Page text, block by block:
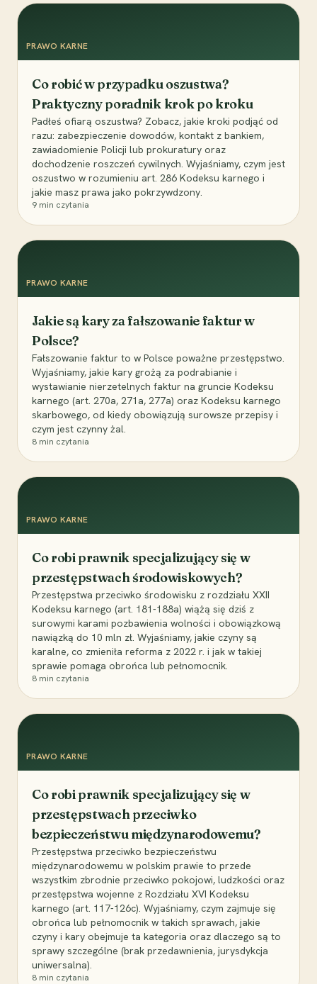
PRAWO KARNE
Co robić w przypadku oszustwa?
Praktyczny poradnik krok po kroku
Padłeś ofiarą oszustwa? Zobacz, jakie kroki podjąć od
razu: zabezpieczenie dowodów, kontakt z bankiem,
zawiadomienie Policji lub prokuratury oraz
dochodzenie roszczeń cywilnych. Wyjaśniamy, czym jest
oszustwo w rozumieniu art. 286 Kodeksu karnego i
jakie masz prawa jako pokrzywdzony.
9 min czytania
PRAWO KARNE
Jakie są kary za fałszowanie faktur w
Polsce?
Fałszowanie faktur to w Polsce poważne przestępstwo.
Wyjaśniamy, jakie kary grożą za podrabianie i
wystawianie nierzetelnych faktur na gruncie Kodeksu
karnego (art. 270a, 271a, 277a) oraz Kodeksu karnego
skarbowego, od kiedy obowiązują surowsze przepisy i
czym jest czynny żal.
8 min czytania
PRAWO KARNE
Co robi prawnik specjalizujący się w
przestępstwach środowiskowych?
Przestępstwa przeciwko środowisku z rozdziału XXII
Kodeksu karnego (art. 181-188a) wiążą się dziś z
surowymi karami pozbawienia wolności i obowiązkową
nawiązką do 10 mln zł. Wyjaśniamy, jakie czyny są
karalne, co zmieniła reforma z 2022 r. i jak w takiej
sprawie pomaga obrońca lub pełnomocnik.
8 min czytania
PRAWO KARNE
Co robi prawnik specjalizujący się w
przestępstwach przeciwko
bezpieczeństwu międzynarodowemu?
Przestępstwa przeciwko bezpieczeństwu
międzynarodowemu w polskim prawie to przede
wszystkim zbrodnie przeciwko pokojowi, ludzkości oraz
przestępstwa wojenne z Rozdziału XVI Kodeksu
karnego (art. 117-126c). Wyjaśniamy, czym zajmuje się
obrońca lub pełnomocnik w takich sprawach, jakie
czyny i kary obejmuje ta kategoria oraz dlaczego są to
sprawy szczególne (brak przedawnienia, jurysdykcja
uniwersalna).
8 min czytania